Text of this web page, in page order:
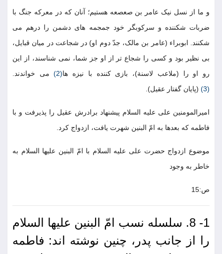
و ما از نسل نیک عامر بن صعصعه هستیم؛ آنان که در معرکه جنگ با
ضربات شکننده و سرکوبگر خود جمجمه های دشمن را درهم می
شکنند. ابوبراء (عامر بن مالک، جدّ دوم او) در شجاعت در میان قبایل،
بی نظیر بود و کسی را شجاع تر از او جز شما، نمی شناسند، از این
رو او را (ملاعب لاسنة)، بازی کننده با نیزه ها(2)
می خواندند.
(3)
(پایان گفتار عقیل).
امیرالمومنین علی علیه السلام پیشنهاد برادرش عقیل را پذیرفت و با
فاطمه که بعدها به امّ البنین شهرت یافت، ازدواج کرد.
موضوع ازدواج حضرت علی علیه السلام با امّ البنین علیها السلام به
خاطر به وجود
ص:15
1- 8. سلسله نسب امّ البنین علیها السلام
را از جانب پدر، چنین نوشته اند: فاطمه